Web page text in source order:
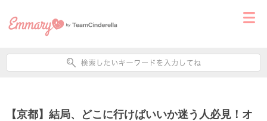
【京都】結局、どこに行けばいいか迷う人必見！オ